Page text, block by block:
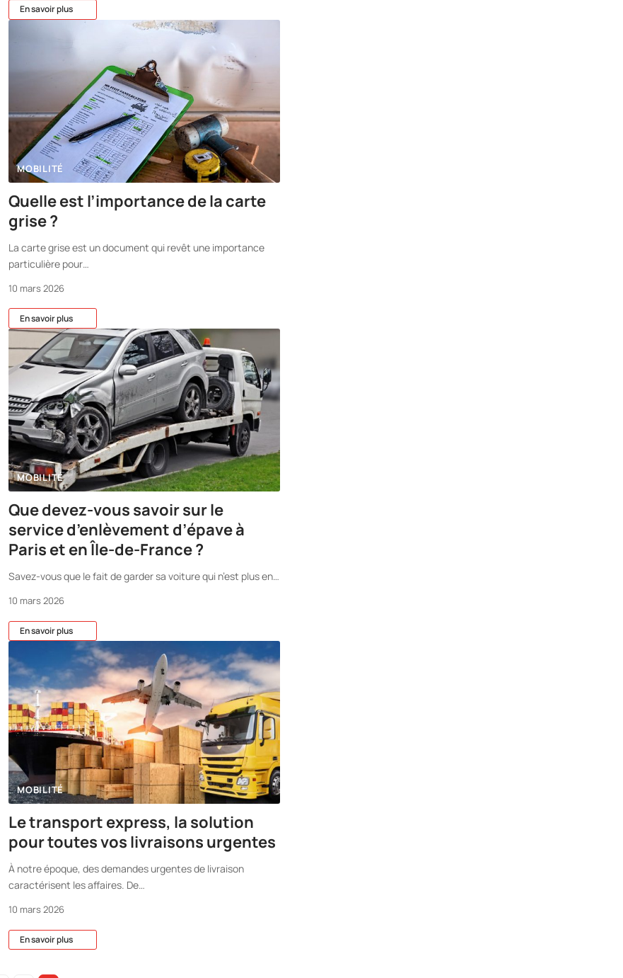
En savoir plus
MOBILITÉ
Quelle est l’importance de la carte
grise ?
La carte grise est un document qui revêt une importance
particulière pour…
10 mars 2026
En savoir plus
MOBILITÉ
Que devez-vous savoir sur le
service d’enlèvement d’épave à
Paris et en Île-de-France ?
Savez-vous que le fait de garder sa voiture qui n’est plus en…
10 mars 2026
En savoir plus
MOBILITÉ
Le transport express, la solution
pour toutes vos livraisons urgentes
À notre époque, des demandes urgentes de livraison
caractérisent les affaires. De…
10 mars 2026
En savoir plus